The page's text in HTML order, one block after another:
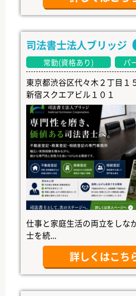
司法書士法人ブリッジ
常勤(資格あり) パ
東京都渋谷区代々木２丁目１
新宿スクエアビル１０１
仕事と家庭生活の両立をしな
士を続...
詳しくはこち